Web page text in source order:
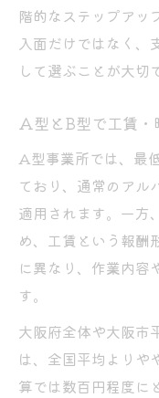
階的なステップアッ
入面だけではなく、
して選ぶことが大切
A型とB型で工賃・
A型事業所では、最
ており、通常のアル
適用されます。一方
め、工賃という報酬
に異なり、作業内容
す。
大阪府全体や大阪市
は、全国平均よりや
算では数百円程度に